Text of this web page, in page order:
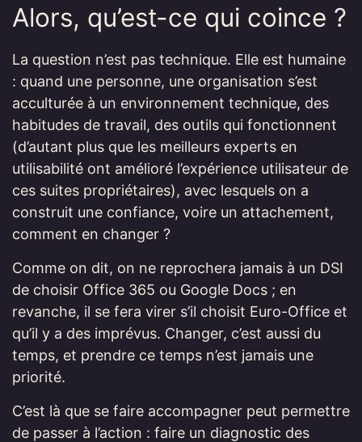
Alors, qu’est-ce qui coince ?
La question n’est pas technique. Elle est humaine
: quand une personne, une organisation s’est
acculturée à un environnement technique, des
habitudes de travail, des outils qui fonctionnent
(d’autant plus que les meilleurs experts en
utilisabilité ont amélioré l’expérience utilisateur de
ces suites propriétaires), avec lesquels on a
construit une confiance, voire un attachement,
comment en changer ?
Comme on dit, on ne reprochera jamais à un DSI
de choisir Office 365 ou Google Docs ; en
revanche, il se fera virer s’il choisit Euro-Office et
qu’il y a des imprévus. Changer, c’est aussi du
temps, et prendre ce temps n’est jamais une
priorité.
C’est là que se faire accompagner peut permettre
de passer à l’action : faire un diagnostic des